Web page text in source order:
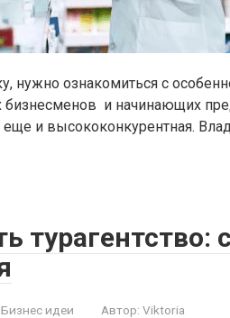
нужно ознакомиться с
бизнесменов и начинающих
еще и высококонкурентная.
турагентство:
Бизнес идеи Автор: Viktoria